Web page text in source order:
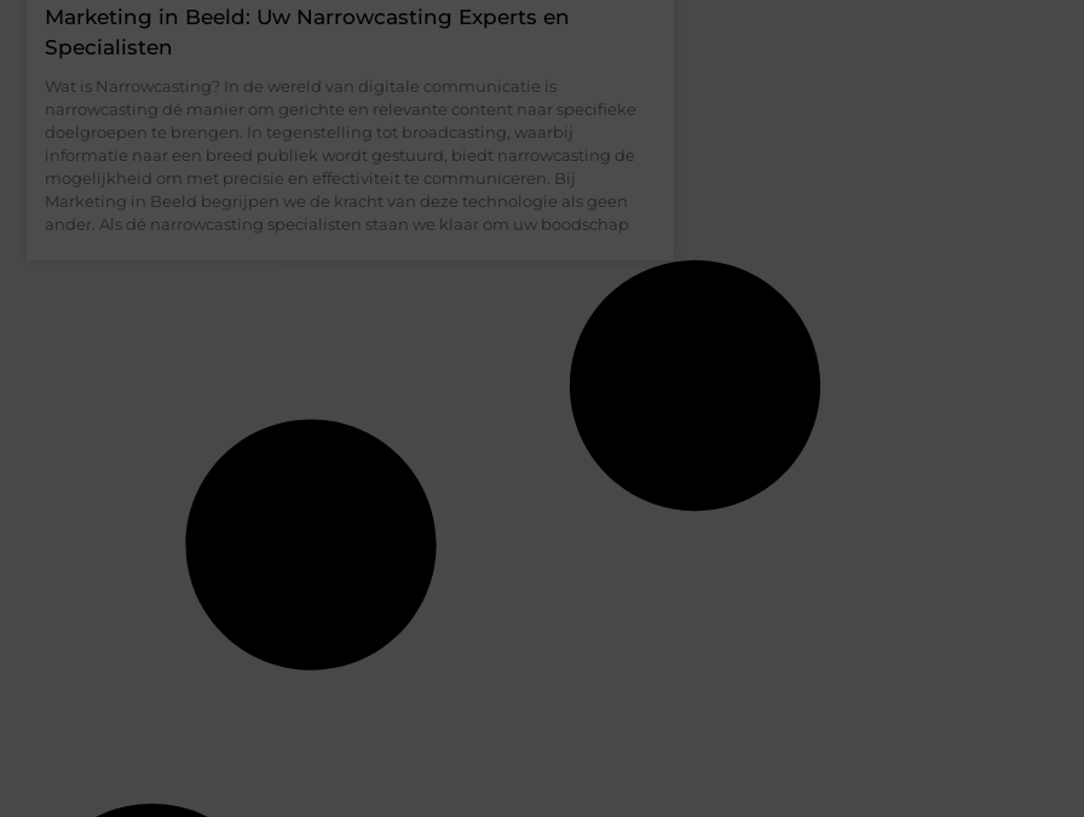
Marketing in Beeld: Uw Narrowcasting Experts en
Specialisten
Wat is Narrowcasting? In de wereld van digitale communicatie is
narrowcasting dé manier om gerichte en relevante content naar specifieke
doelgroepen te brengen. In tegenstelling tot broadcasting, waarbij
informatie naar een breed publiek wordt gestuurd, biedt narrowcasting de
mogelijkheid om met precisie en effectiviteit te communiceren. Bij
Marketing in Beeld begrijpen we de kracht van deze technologie als geen
ander. Als dé narrowcasting specialisten staan we klaar om uw boodschap